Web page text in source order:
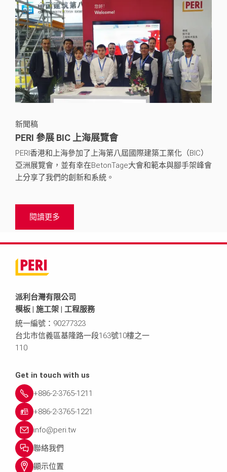
新聞稿
PERI 參展 BIC 上海展覽會
PERI香港和上海參加了上海第八屆國際建築工業化（BIC）
亞洲展覽會，並有幸在BetonTage大會和範本與腳手架峰會
上分享了我們的創新和系統。
閱讀更多
派利台灣有限公司
模板 | 施工架 | 工程服務
統一編號：90277323
台北市信義區基隆路一段163號10樓之一
110
Get in touch with us
+886-2-3765-1211
+886-2-3765-1221
info@peri.tw
聯絡我們
顯示位置